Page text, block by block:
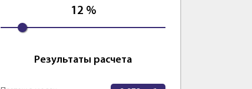
12 %
Результаты расчета